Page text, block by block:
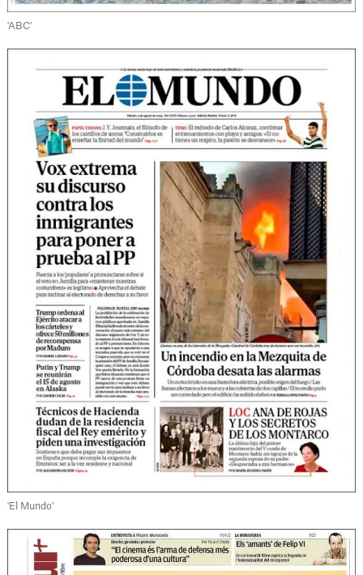
'ABC'
'El Mundo'